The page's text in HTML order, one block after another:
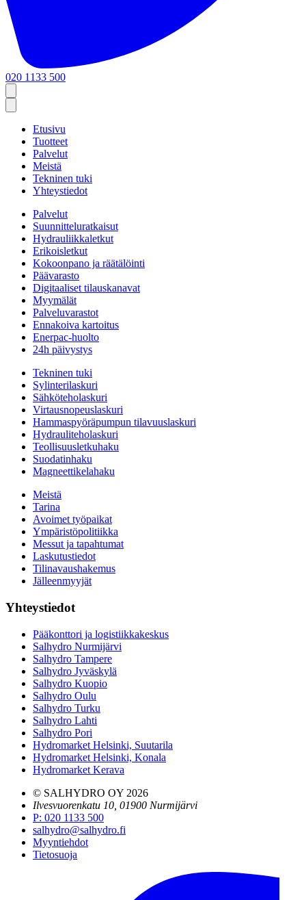
020 1133 500
Etusivu
Tuotteet
Palvelut
Meistä
Tekninen tuki
Yhteystiedot
Palvelut
Suunnitteluratkaisut
Hydrauliikkaletkut
Erikoisletkut
Kokoonpano ja räätälöinti
Päävarasto
Digitaaliset tilauskanavat
Myymälät
Palveluvarastot
Ennakoiva kartoitus
Enerpac-huolto
24h päivystys
Tekninen tuki
Sylinterilaskuri
Sähköteholaskuri
Virtausnopeuslaskuri
Hammaspyöräpumpun tilavuuslaskuri
Hydrauliteholaskuri
Teollisuusletkuhaku
Suodatinhaku
Magneettikelahaku
Meistä
Tarina
Avoimet työpaikat
Ympäristöpolitiikka
Messut ja tapahtumat
Laskutustiedot
Tilinavaushakemus
Jälleenmyyjät
Yhteystiedot
Pääkonttori ja logistiikkakeskus
Salhydro Nurmijärvi
Salhydro Tampere
Salhydro Jyväskylä
Salhydro Kuopio
Salhydro Oulu
Salhydro Turku
Salhydro Lahti
Salhydro Pori
Hydromarket Helsinki, Suutarila
Hydromarket Helsinki, Konala
Hydromarket Kerava
© SALHYDRO OY 2026
Ilvesvuorenkatu 10, 01900 Nurmijärvi
P: 020 1133 500
salhydro@salhydro.fi
Myyntiehdot
Tietosuoja